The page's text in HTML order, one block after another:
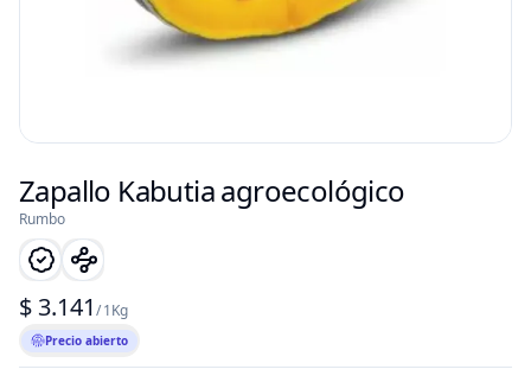
Zapallo Kabutia agroecológico
Rumbo
$ 3.141 / 1Kg
Precio abierto